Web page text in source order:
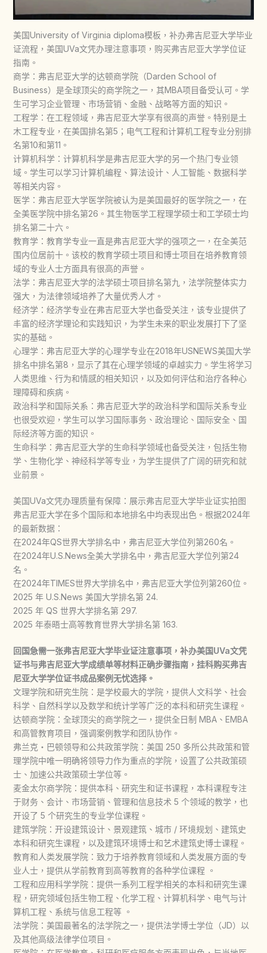
美国University of Virginia diploma模板，补办弗吉尼亚大学毕业
证流程，美国UVa文凭办理注意事项，购买弗吉尼亚大学学位证
指南。
商学：弗吉尼亚大学的达顿商学院（Darden School of
Business）是全球顶尖的商学院之一，其MBA项目备受认可。学
生可学习企业管理、市场营销、金融、战略等方面的知识。
工程学：在工程领域，弗吉尼亚大学享有很高的声誉。特别是土
木工程专业，在美国排名第5；电气工程和计算机工程专业分别排
名第10和第11。
计算机科学：计算机科学是弗吉尼亚大学的另一个热门专业领
域。学生可以学习计算机编程、算法设计、人工智能、数据科学
等相关内容。
医学：弗吉尼亚大学医学院被认为是美国最好的医学院之一，在
全美医学院中排名第26。其生物医学工程理学硕士和工学硕士均
排名第二十六。
教育学：教育学专业一直是弗吉尼亚大学的强项之一，在全美范
围内位居前十。该校的教育学硕士项目和博士项目在培养教育领
域的专业人士方面具有很高的声誉。
法学：弗吉尼亚大学的法学硕士项目排名第九，法学院整体实力
强大，为法律领域培养了大量优秀人才。
经济学：经济学专业在弗吉尼亚大学也备受关注，该专业提供了
丰富的经济学理论和实践知识，为学生未来的职业发展打下了坚
实的基础。
心理学：弗吉尼亚大学的心理学专业在2018年USNEWS美国大学
排名中排名第8，显示了其在心理学领域的卓越实力。学生将学习
人类思维、行为和情感的相关知识，以及如何评估和治疗各种心
理障碍和疾病。
政治科学和国际关系：弗吉尼亚大学的政治科学和国际关系专业
也很受欢迎，学生可以学习国际事务、政治理论、国际安全、国
际经济等方面的知识。
生命科学：弗吉尼亚大学的生命科学领域也备受关注，包括生物
学、生物化学、神经科学等专业，为学生提供了广阔的研究和就
业前景。
美国UVa文凭办理质量有保障：展示弗吉尼亚大学毕业证实拍图
弗吉尼亚大学在多个国际和本地排名中均表现出色。根据2024年
的最新数据：
在2024年QS世界大学排名中，弗吉尼亚大学位列第260名。
在2024年U.S.News全美大学排名中，弗吉尼亚大学位列第24
名。
在2024年TIMES世界大学排名中，弗吉尼亚大学位列第260位。
2025 年 U.S.News 美国大学排名第 24.
2025 年 QS 世界大学排名第 297.
2025 年泰晤士高等教育世界大学排名第 163.
回国急需一张弗吉尼亚大学毕业证注意事项，补办美国UVa文凭
证书与弗吉尼亚大学成绩单等材料正确步骤指南，挂科购买弗吉
尼亚大学学位证书成品案例无忧选择。
文理学院和研究生院：是学校最大的学院，提供人文科学、社会
科学、自然科学以及数学和统计学等广泛的本科和研究生课程。
达顿商学院：全球顶尖的商学院之一，提供全日制 MBA、EMBA
和高管教育项目，强调案例教学和团队协作。
弗兰克・巴顿领导和公共政策学院：美国 250 多所公共政策和管
理学院中唯一明确将领导力作为重点的学院，设置了公共政策硕
士、加速公共政策硕士学位等。
麦金太尔商学院：提供本科、研究生和证书课程，本科课程专注
于财务、会计、市场营销、管理和信息技术 5 个领域的教学，也
开设了 5 个研究生的专业学位课程。
建筑学院：开设建筑设计、景观建筑、城市 / 环境规划、建筑史
本科和研究生课程，以及建筑环境博士和艺术建筑史博士课程。
教育和人类发展学院：致力于培养教育领域和人类发展方面的专
业人士，提供从学前教育到高等教育的各种学位课程 。
工程和应用科学学院：提供一系列工程学相关的本科和研究生课
程，研究领域包括生物工程、化学工程、计算机科学、电气与计
算机工程、系统与信息工程等 。
法学院：美国最著名的法学院之一，提供法学博士学位（JD）以
及其他高级法律学位项目。